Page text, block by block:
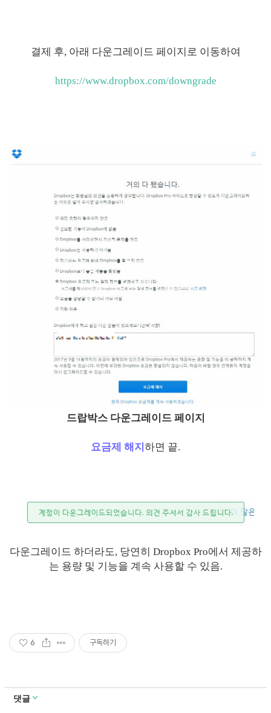
결제 후, 아래 다운그레이드 페이지로 이동하여
https://www.dropbox.com/downgrade
드랍박스 다운그레이드 페이지
요금제 해지 하면 끝.
다운그레이드 하더라도, 당연히 Dropbox Pro에서 제공하
는 용량 및 기능을 계속 사용할 수 있음.
6 구독하기
댓글